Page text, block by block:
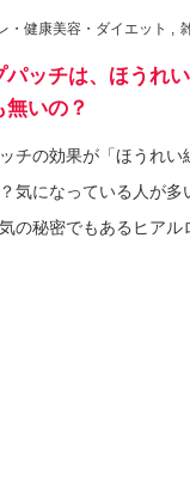
・健康美容・ダイエット
パッチは、ほうれ
いの？
チの効果が「ほうれい
気になっている人が多
の秘密でもあるヒアル